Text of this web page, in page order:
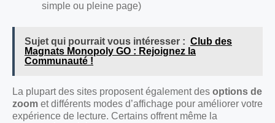
simple ou pleine page)
Sujet qui pourrait vous intéresser : Club des
Magnats Monopoly GO : Rejoignez la
Communauté !
La plupart des sites proposent également des options de
zoom et différents modes d’affichage pour améliorer votre
expérience de lecture. Certains offrent même la